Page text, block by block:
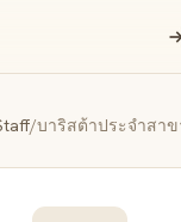
/บาริสต้าประจำสาข